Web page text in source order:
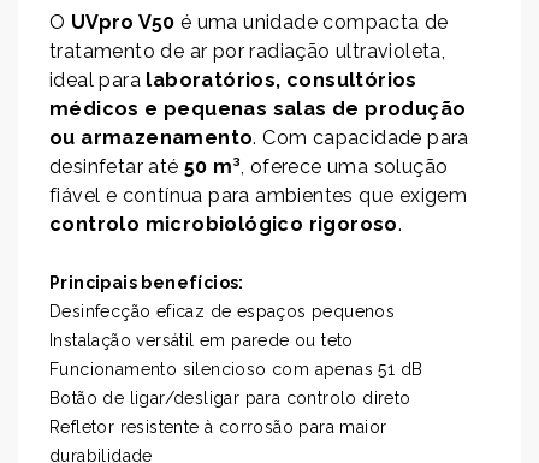
O UVpro V50 é uma unidade compacta de
tratamento de ar por radiação ultravioleta,
ideal para laboratórios, consultórios
médicos e pequenas salas de produção
ou armazenamento. Com capacidade para
desinfetar até50 m³, oferece uma solução
fiável e contínua para ambientes que exigem
controlo microbiológico rigoroso.
Principais benefícios:
Desinfecção eficaz de espaços pequenos
Instalação versátil em parede ou teto
Funcionamento silencioso com apenas 51 dB
Botão de ligar/desligar para controlo direto
Refletor resistente à corrosão para maior
durabilidade